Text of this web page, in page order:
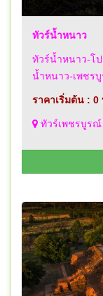
ทัวร์น้ำหนาว
ทัวร์น้ำหนาว-โ
น้ำหนาว-เพชร
ราคาเริ่มต้น : 0
ทัวร์เพชรบูรณ์